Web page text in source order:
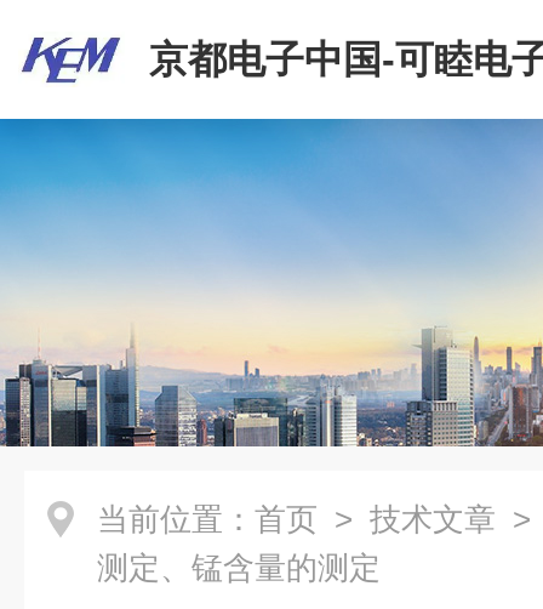
京都电子中国-可睦电
商贸有限公司
当前位置： 首页 > 技术文章 >
测定、锰含量的测定